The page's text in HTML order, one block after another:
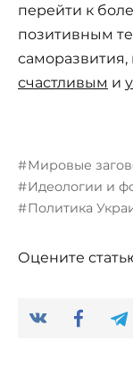
перейти к
позитивным
счастливым и
Мировые
Идеологии и
Политика
Оцените